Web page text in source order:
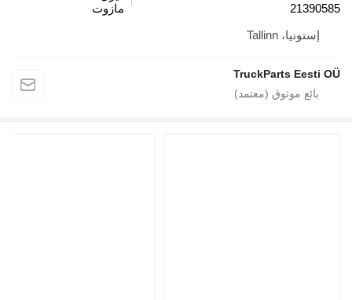
مازوت
إستونيا، Tallinn
TruckParts